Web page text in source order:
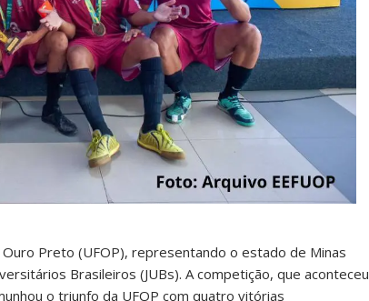
Preto (UFOP), representando o estado de Minas
Brasileiros (JUBs). A competição, que aconteceu
o triunfo da UFOP com quatro vitórias